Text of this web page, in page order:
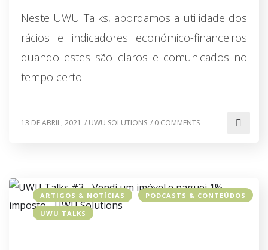
Neste UWU Talks, abordamos a utilidade dos
rácios e indicadores económico-financeiros
quando estes são claros e comunicados no
tempo certo.
13 DE ABRIL, 2021 / UWU SOLUTIONS / 0 COMMENTS
ARTIGOS & NOTÍCIAS
PODCASTS & CONTEÚDOS
UWU TALKS